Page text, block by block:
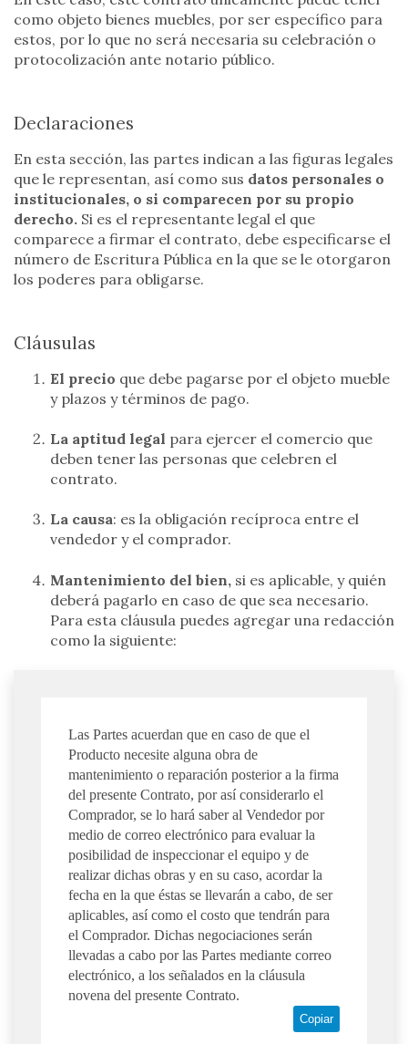
como objeto bienes muebles, por ser específico para
estos, por lo que no será necesaria su celebración o
protocolización ante notario público.
Declaraciones
En esta sección, las partes indican a las figuras legales
que le representan, así como sus datos personales o
institucionales, o si comparecen por su propio
derecho. Si es el representante legal el que
comparece a firmar el contrato, debe especificarse el
número de Escritura Pública en la que se le otorgaron
los poderes para obligarse.
Cláusulas
El precio que debe pagarse por el objeto mueble
y plazos y términos de pago.
La aptitud legal para ejercer el comercio que
deben tener las personas que celebren el
contrato.
La causa: es la obligación recíproca entre el
vendedor y el comprador.
Mantenimiento del bien, si es aplicable, y quién
deberá pagarlo en caso de que sea necesario.
Para esta cláusula puedes agregar una redacción
como la siguiente:
Las Partes acuerdan que en caso de que el
Producto necesite alguna obra de
mantenimiento o reparación posterior a la firma
del presente Contrato, por así considerarlo el
Comprador, se lo hará saber al Vendedor por
medio de correo electrónico para evaluar la
posibilidad de inspeccionar el equipo y de
realizar dichas obras y en su caso, acordar la
fecha en la que éstas se llevarán a cabo, de ser
aplicables, así como el costo que tendrán para
el Comprador. Dichas negociaciones serán
llevadas a cabo por las Partes mediante correo
electrónico, a los señalados en la cláusula
novena del presente Contrato.
Copiar